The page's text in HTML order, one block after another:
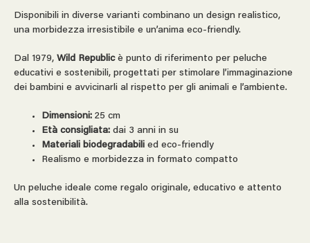
Disponibili in diverse varianti combinano un design realistico,
una morbidezza irresistibile e un’anima eco-friendly.
Dal 1979, Wild Republicè punto di riferimento per peluche
educativi e sostenibili, progettati per stimolare l’immaginazione
dei bambini e avvicinarli al rispetto per gli animali e l’ambiente.
Dimensioni: 25 cm
Età consigliata: dai 3 anni in su
Materiali biodegradabili ed eco-friendly
Realismo e morbidezza in formato compatto
Un peluche ideale come regalo originale, educativo e attento
alla sostenibilità.